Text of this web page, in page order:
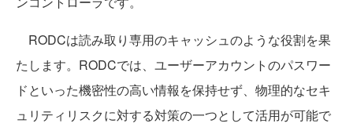
RODCは読み取り専用のキャッシュのような役割を果
たします。RODCでは、ユーザーアカウントのパスワー
ドといった機密性の高い情報を保持せず、物理的なセキ
ュリティリスクに対する対策の一つとして活用が可能で